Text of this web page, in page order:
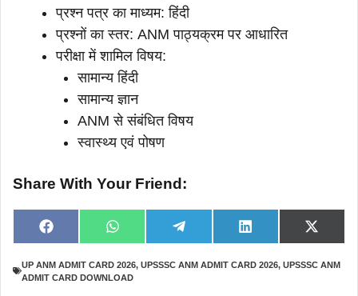
प्रश्न पत्र का माध्यम: हिंदी
प्रश्नों का स्तर: ANM पाठ्यक्रम पर आधारित
परीक्षा में शामिल विषय:
सामान्य हिंदी
सामान्य ज्ञान
ANM से संबंधित विषय
स्वास्थ्य एवं पोषण
Share With Your Friend:
Share
on
F
a
e
b
Share
on
W
h
t
s
Share
on
e
e
Share
on
L
i
k
Share
on
X
(
w
UP ANM ADMIT CARD 2026, UPSSSC ANM ADMIT CARD 2026, UPSSSC ANM
ADMIT CARD DOWNLOAD